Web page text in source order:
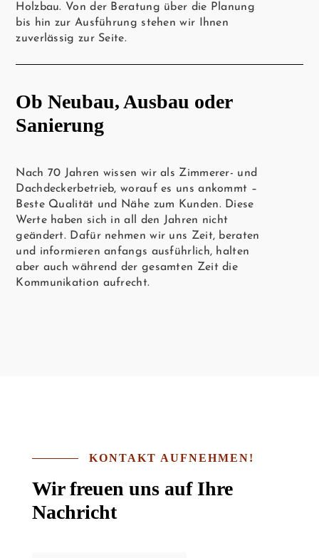
Holzbau. Von der Beratung über die Planung
bis hin zur Ausführung stehen wir Ihnen
zuverlässig zur Seite.
Ob Neubau, Ausbau oder
Sanierung
Nach 70 Jahren wissen wir als Zimmerer- und
Dachdeckerbetrieb, worauf es uns ankommt –
Beste Qualität und Nähe zum Kunden. Diese
Werte haben sich in all den Jahren nicht
geändert. Dafür nehmen wir uns Zeit, beraten
und informieren anfangs ausführlich, halten
aber auch während der gesamten Zeit die
Kommunikation aufrecht.
KONTAKT AUFNEHMEN!
Wir freuen uns auf Ihre
Nachricht